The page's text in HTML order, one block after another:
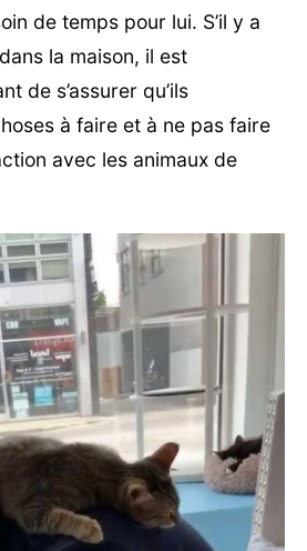
de temps pour lui. S’il y a
la maison, il est
de s’assurer qu’ils
à faire et à ne pas faire
avec les animaux de